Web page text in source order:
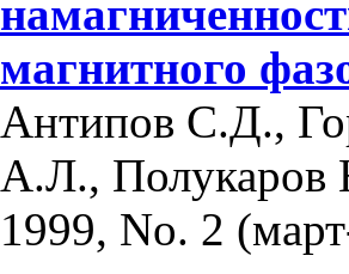
магнитного
Антипов С.Д.,
А.Л.,
1999, No. 2